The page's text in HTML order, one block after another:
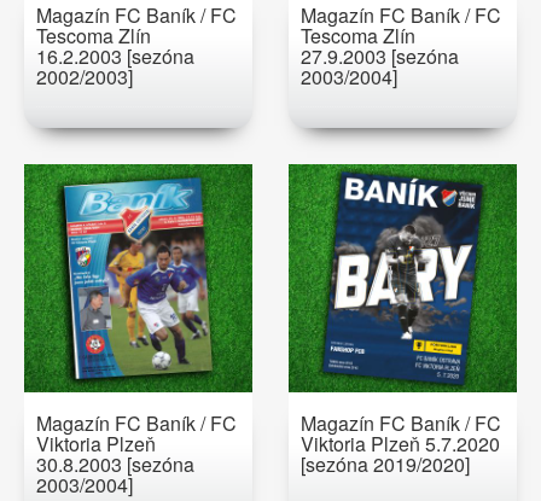
Magazín FC Baník / FC
Tescoma Zlín
16.2.2003 [sezóna
2002/2003]
Magazín FC Baník / FC
Tescoma Zlín
27.9.2003 [sezóna
2003/2004]
Magazín FC Baník / FC
Viktoria Plzeň
30.8.2003 [sezóna
2003/2004]
Magazín FC Baník / FC
Viktoria Plzeň 5.7.2020
[sezóna 2019/2020]